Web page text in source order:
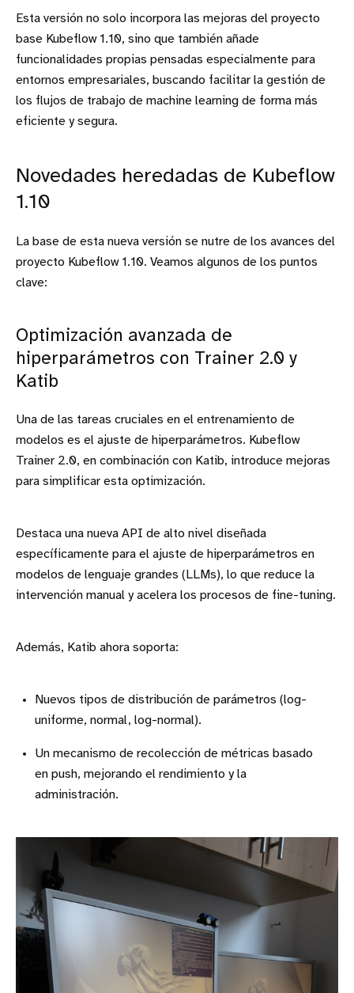
Esta versión no solo incorpora las mejoras del proyecto
base Kubeflow 1.10, sino que también añade
funcionalidades propias pensadas especialmente para
entornos empresariales, buscando facilitar la gestión de
los flujos de trabajo de machine learning de forma más
eficiente y segura.
Novedades heredadas de Kubeflow
1.10
La base de esta nueva versión se nutre de los avances del
proyecto Kubeflow 1.10. Veamos algunos de los puntos
clave:
Optimización avanzada de
hiperparámetros con Trainer 2.0 y
Katib
Una de las tareas cruciales en el entrenamiento de
modelos es el ajuste de hiperparámetros. Kubeflow
Trainer 2.0, en combinación con Katib, introduce mejoras
para simplificar esta optimización.
Destaca una nueva API de alto nivel diseñada
específicamente para el ajuste de hiperparámetros en
modelos de lenguaje grandes (LLMs), lo que reduce la
intervención manual y acelera los procesos de fine-tuning.
Además, Katib ahora soporta:
Nuevos tipos de distribución de parámetros (log-
uniforme, normal, log-normal).
Un mecanismo de recolección de métricas basado
en push, mejorando el rendimiento y la
administración.